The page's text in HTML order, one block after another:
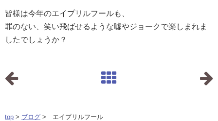
皆様は今年のエイプリルフールも、
罪のない、笑い飛ばせるような嘘やジョークで楽しまれま
したでしょうか？
top > ブログ > エイプリルフール